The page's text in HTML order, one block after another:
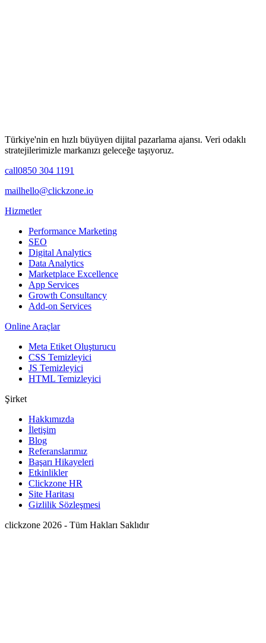
Türkiye'nin en hızlı büyüyen dijital pazarlama ajansı. Veri odaklı
stratejilerimizle markanızı geleceğe taşıyoruz.
call0850 304 1191
mailhello@clickzone.io
Hizmetler
Performance Marketing
SEO
Digital Analytics
Data Analytics
Marketplace Excellence
App Services
Growth Consultancy
Add-on Services
Online Araçlar
Meta Etiket Oluşturucu
CSS Temizleyici
JS Temizleyici
HTML Temizleyici
Şirket
Hakkımızda
İletişim
Blog
Referanslarımız
Başarı Hikayeleri
Etkinlikler
Clickzone HR
Site Haritası
Gizlilik Sözleşmesi
clickzone 2026 - Tüm Hakları Saklıdır